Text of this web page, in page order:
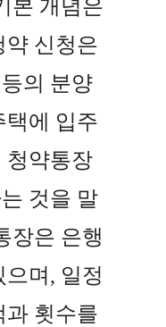
본 개념은
약 신청은
의 분양
택에 입주
청약통장
것을 말
장은 은행
며, 일정
과 횟수를